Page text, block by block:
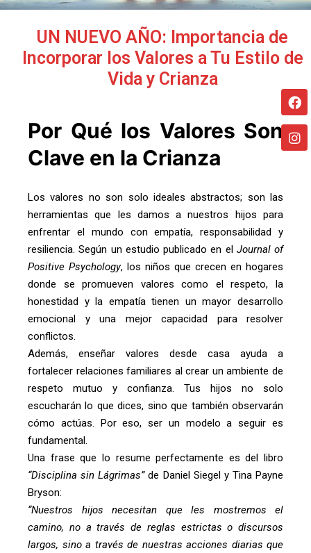
UN NUEVO AÑO: Importancia de
Incorporar los Valores a Tu Estilo de
Vida y Crianza
Por Qué los Valores Son
Clave en la Crianza
Los valores no son solo ideales abstractos; son las
herramientas que les damos a nuestros hijos para
enfrentar el mundo con empatía, responsabilidad y
resiliencia. Según un estudio publicado en el Journal of
Positive Psychology, los niños que crecen en hogares
donde se promueven valores como el respeto, la
honestidad y la empatía tienen un mayor desarrollo
emocional y una mejor capacidad para resolver
conflictos.
Además, enseñar valores desde casa ayuda a
fortalecer relaciones familiares al crear un ambiente de
respeto mutuo y confianza. Tus hijos no solo
escucharán lo que dices, sino que también observarán
cómo actúas. Por eso, ser un modelo a seguir es
fundamental.
Una frase que lo resume perfectamente es del libro
“Disciplina sin Lágrimas”de Daniel Siegel y Tina Payne
Bryson:
“Nuestros hijos necesitan que les mostremos el
camino, no a través de reglas estrictas o discursos
largos, sino a través de nuestras acciones diarias que